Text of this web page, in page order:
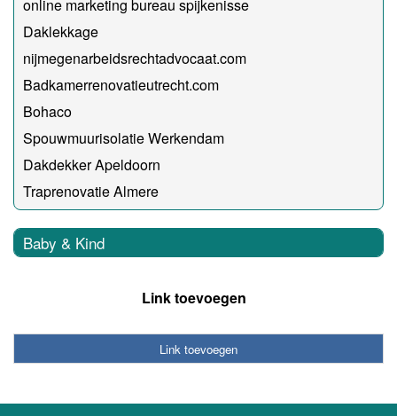
online marketing bureau spijkenisse
Daklekkage
nijmegenarbeidsrechtadvocaat.com
Badkamerrenovatieutrecht.com
Bohaco
Spouwmuurisolatie Werkendam
Dakdekker Apeldoorn
Traprenovatie Almere
Baby & Kind
Link toevoegen
Link toevoegen